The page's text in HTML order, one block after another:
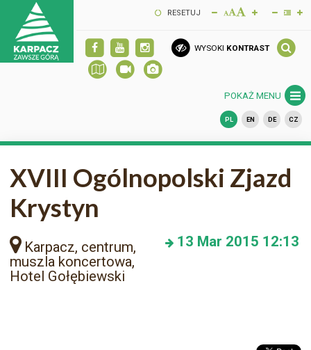
RESETUJ
WYSOKI KONTRAST
POKAŻ MENU
PL EN DE CZ
XVIII Ogólnopolski Zjazd
Krystyn
Karpacz, centrum,
muszla koncertowa,
Hotel Gołębiewski
13 Mar 2015 12:13